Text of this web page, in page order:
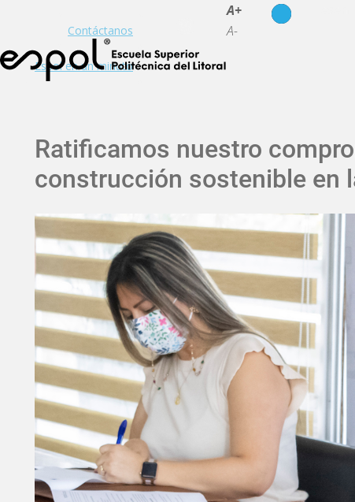
Contáctanos
Espol en un minuto
A+
A-
Ratificamos nuestro
construcción sostenible en